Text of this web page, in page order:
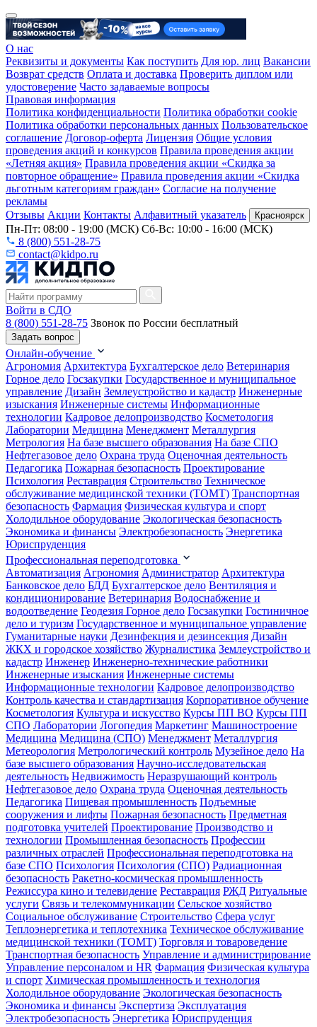
О нас
Реквизиты и документы Как поступить Для юр. лиц Вакансии
Возврат средств Оплата и доставка Проверить диплом или
удостоверение Часто задаваемые вопросы
Правовая информация
Политика конфиденциальности Политика обработки cookie
Политика обработки персональных данных Пользовательское
соглашение Договор-оферта Лицензия Общие условия
проведения акций и конкурсов Правила проведения акции
«Летняя акция» Правила проведения акции «Скидка за
повторное обращение» Правила проведения акции «Скидка
льготным категориям граждан» Согласие на получение
рекламы
Отзывы Акции Контакты Алфавитный указатель Красноярск
Пн-Пт: 08:00 - 19:00 (МСК) Сб-Вс: 10:00 - 16:00 (МСК)
8 (800) 551-28-75
contact@kidpo.ru
Войти в СДО
8 (800) 551-28-75 Звонок по России бесплатный
Задать вопрос
Онлайн-обучение
Агрономия Архитектура Бухгалтерское дело Ветеринария
Горное дело Госзакупки Государственное и муниципальное
управление Дизайн Землеустройство и кадастр Инженерные
изыскания Инженерные системы Информационные
технологии Кадровое делопроизводство Косметология
Лаборатории Медицина Менеджмент Металлургия
Метрология На базе высшего образования На базе СПО
Нефтегазовое дело Охрана труда Оценочная деятельность
Педагогика Пожарная безопасность Проектирование
Психология Реставрация Строительство Техническое
обслуживание медицинской техники (ТОМТ) Транспортная
безопасность Фармация Физическая культура и спорт
Холодильное оборудование Экологическая безопасность
Экономика и финансы Электробезопасность Энергетика
Юриспруденция
Профессиональная переподготовка
Автоматизация Агрономия Администратор Архитектура
Банковское дело БДД Бухгалтерское дело Вентиляция и
кондиционирование Ветеринария Водоснабжение и
водоотведение Геодезия Горное дело Госзакупки Гостиничное
дело и туризм Государственное и муниципальное управление
Гуманитарные науки Дезинфекция и дезинсекция Дизайн
ЖКХ и городское хозяйство Журналистика Землеустройство и
кадастр Инженер Инженерно-технические работники
Инженерные изыскания Инженерные системы
Информационные технологии Кадровое делопроизводство
Контроль качества и стандартизация Корпоративное обучение
Косметология Культура и искусство Курсы ПП ВО Курсы ПП
СПО Лаборатории Логопедия Маркетинг Машиностроение
Медицина Медицина (СПО) Менеджмент Металлургия
Метеорология Метрологический контроль Музейное дело На
базе высшего образования Научно-исследовательская
деятельность Недвижимость Неразрушающий контроль
Нефтегазовое дело Охрана труда Оценочная деятельность
Педагогика Пищевая промышленность Подъемные
сооружения и лифты Пожарная безопасность Предметная
подготовка учителей Проектирование Производство и
технологии Промышленная безопасность Профессии
различных отраслей Профессиональная переподготовка на
базе СПО Психология Психология (СПО) Радиационная
безопасность Ракетно-космическая промышленность
Режиссура кино и телевидение Реставрация РЖД Ритуальные
услуги Связь и телекоммуникации Сельское хозяйство
Социальное обслуживание Строительство Сфера услуг
Теплоэнергетика и теплотехника Техническое обслуживание
медицинской техники (ТОМТ) Торговля и товароведение
Транспортная безопасность Управление и администрирование
Управление персоналом и HR Фармация Физическая культура
и спорт Химическая промышленность и технология
Холодильное оборудование Экологическая безопасность
Экономика и финансы Экспертиза Эксплуатация
Электробезопасность Энергетика Юриспруденция